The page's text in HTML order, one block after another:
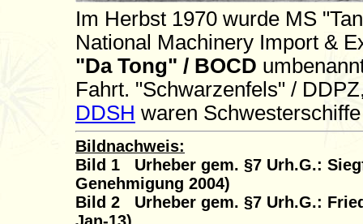
Im Herbst 1970 wurde MS
National Machinery Import &
"Da Tong" / BOCD
Fahrt. "Schwarzenfels" /
DDSH waren
Bildnachweis:
Bild 1 Urheber gem. §7 Urh.G.:
Genehmigung 2004)
Bild 2 Urheber gem. §7 Urh.G.: